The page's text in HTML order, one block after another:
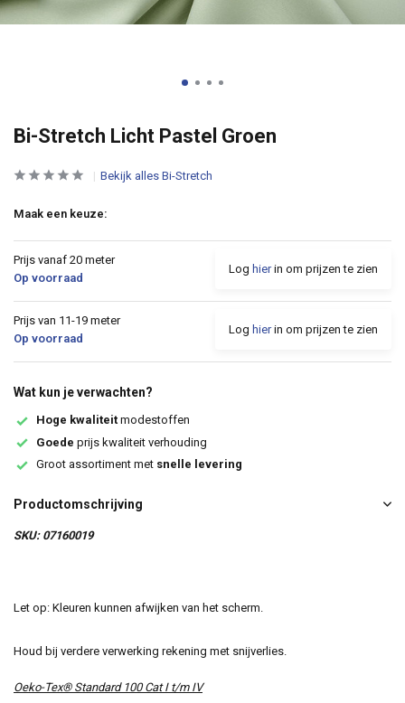
Bi-Stretch Licht Pastel Groen
Bekijk alles Bi-Stretch
Maak een keuze:
Prijs vanaf 20 meter
Op voorraad
Log hierin om prijzen te zien
Prijs van 11-19 meter
Op voorraad
Log hierin om prijzen te zien
Wat kun je verwachten?
Hoge kwaliteit modestoffen
Goede prijs kwaliteit verhouding
Groot assortiment met snelle levering
Productomschrijving
SKU: 07160019
Let op: Kleuren kunnen afwijken van het scherm.
Houd bij verdere verwerking rekening met snijverlies.
Oeko-Tex® Standard 100 Cat I t/m IV